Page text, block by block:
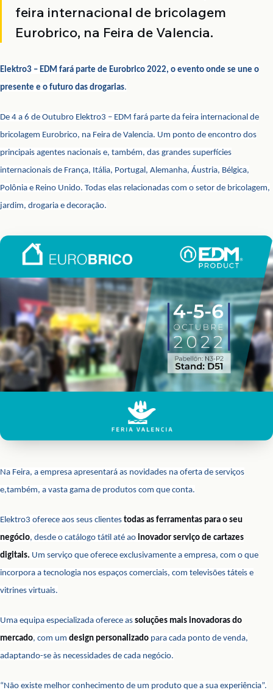
feira internacional de bricolagem
Eurobrico, na Feira de Valencia.
Elektro3 – EDM fará parte de Eurobrico 2022, o evento onde se une o
presente e o futuro das drogarias.
De 4 a 6 de Outubro Elektro3 – EDM fará parte da feira internacional de
bricolagem Eurobrico, na Feira de Valencia. Um ponto de encontro dos
principais agentes nacionais e, também, das grandes superfícies
internacionais de França, Itália, Portugal, Alemanha, Áustria, Bélgica,
Polônia e Reino Unido. Todas elas relacionadas com o setor de bricolagem,
jardim, drogaria e decoração.
Na Feira, a empresa apresentará as novidades na oferta de serviços
e,também, a vasta gama de produtos com que conta.
Elektro3 oferece aos seus clientes todas as ferramentas para o seu
negócio, desde o catálogo tátil até ao inovador serviço de cartazes
digitais. Um serviço que oferece exclusivamente a empresa, com o que
incorpora a tecnologia nos espaços comerciais, com televisões táteis e
vitrines virtuais.
Uma equipa especializada oferece as soluções mais inovadoras do
mercado, com um design personalizado para cada ponto de venda,
adaptando-se às necessidades de cada negócio.
“Não existe melhor conhecimento de um produto que a sua experiência”.